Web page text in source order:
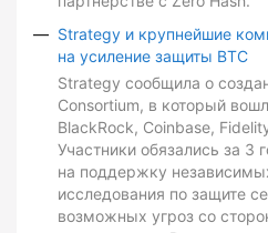
Strategy и крупнейшие
на усиление защиты BTC
Strategy сообщила о
Consortium, в который
BlackRock, Coinbase,
Участники обязались за 3
на поддержку
исследования по защите
возможных угроз со